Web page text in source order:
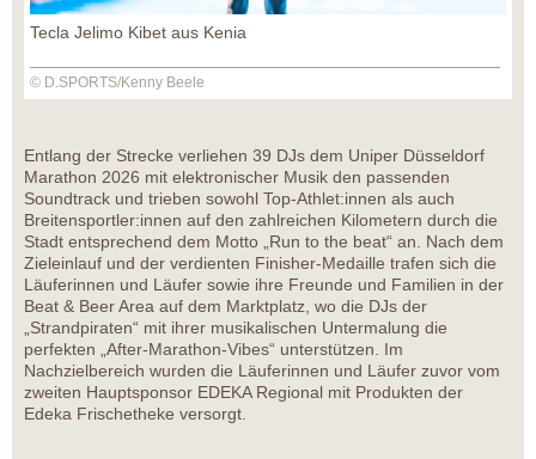
Tecla Jelimo Kibet aus Kenia
© D.SPORTS/Kenny Beele
Entlang der Strecke verliehen 39 DJs dem Uniper Düsseldorf
Marathon 2026 mit elektronischer Musik den passenden
Soundtrack und trieben sowohl Top-Athlet:innen als auch
Breitensportler:innen auf den zahlreichen Kilometern durch die
Stadt entsprechend dem Motto „Run to the beat“ an. Nach dem
Zieleinlauf und der verdienten Finisher-Medaille trafen sich die
Läuferinnen und Läufer sowie ihre Freunde und Familien in der
Beat & Beer Area auf dem Marktplatz, wo die DJs der
„Strandpiraten“ mit ihrer musikalischen Untermalung die
perfekten „After-Marathon-Vibes“ unterstützen. Im
Nachzielbereich wurden die Läuferinnen und Läufer zuvor vom
zweiten Hauptsponsor EDEKA Regional mit Produkten der
Edeka Frischetheke versorgt.